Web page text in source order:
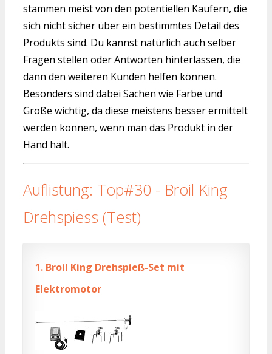
stammen meist von den potentiellen Käufern, die
sich nicht sicher über ein bestimmtes Detail des
Produkts sind. Du kannst natürlich auch selber
Fragen stellen oder Antworten hinterlassen, die
dann den weiteren Kunden helfen können.
Besonders sind dabei Sachen wie Farbe und
Größe wichtig, da diese meistens besser ermittelt
werden können, wenn man das Produkt in der
Hand hält.
Auflistung: Top#30 - Broil King
Drehspiess (Test)
1. Broil King Drehspieß-Set mit
Elektromotor